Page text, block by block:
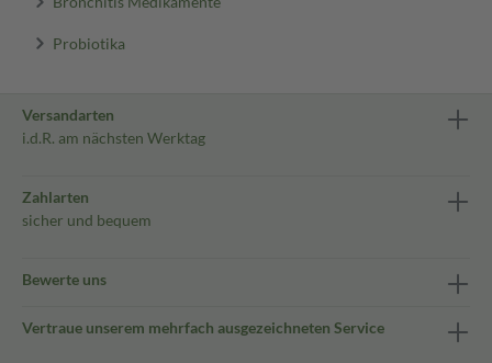
Probiotika
Versandarten
i.d.R. am nächsten Werktag
Zahlarten
sicher und bequem
Bewerte uns
Vertraue unserem mehrfach ausgezeichneten Service